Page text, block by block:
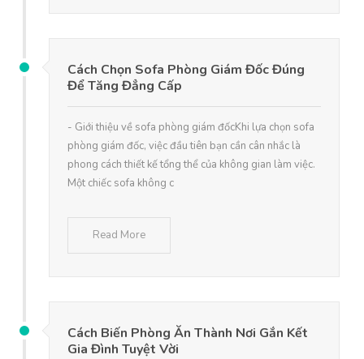
Cách Chọn Sofa Phòng Giám Đốc Đúng
Để Tăng Đẳng Cấp
- Giới thiệu về sofa phòng giám đốcKhi lựa chọn sofa
phòng giám đốc, việc đầu tiên bạn cần cân nhắc là
phong cách thiết kế tổng thể của không gian làm việc.
Một chiếc sofa không c
Read More
Cách Biến Phòng Ăn Thành Nơi Gắn Kết
Gia Đình Tuyệt Vời